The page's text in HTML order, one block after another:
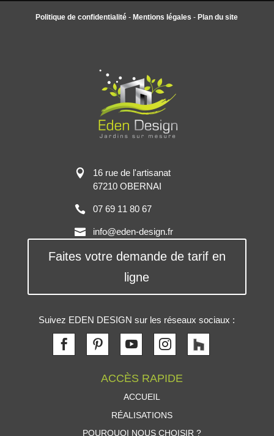
Politique de confidentialité - Mentions légales - Plan du site
16 rue de l'artisanat
67210 OBERNAI
07 69 11 80 67
info@eden-design.fr
Faites votre demande de tarif en
ligne
Suivez EDEN DESIGN sur les réseaux sociaux :
ACCÈS RAPIDE
ACCUEIL
RÉALISATIONS
POURQUOI NOUS CHOISIR ?